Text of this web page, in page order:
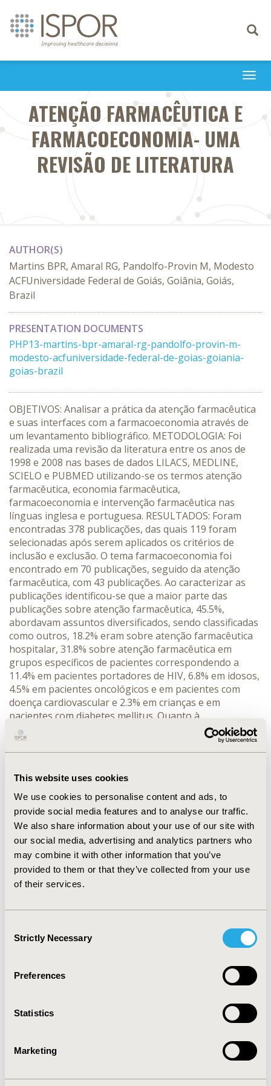
This website uses cookies
We use cookies to personalise content and ads, to
provide social media features and to analyse our traffic.
We also share information about your use of our site with
our social media, advertising and analytics partners who
may combine it with other information that you’ve
provided to them or that they’ve collected from your use
of their services.
Selection
Strictly Necessary
Preferences
Statistics
Marketing
Toggle
ATENÇÃO FARMACÊUTICA E
FARMACOECONOMIA- UMA
REVISÃO DE LITERATURA
AUTHOR(S)
Martins BPR, Amaral RG, Pandolfo-Provin M, Modesto
ACFUniversidade Federal de Goiás, Goiânia, Goiás,
Brazil
PRESENTATION DOCUMENTS
PHP13-martins-bpr-amaral-rg-pandolfo-provin-m-
modesto-acfuniversidade-federal-de-goias-goiania-
goias-brazil
OBJETIVOS: Analisar a prática da atenção farmacêutica
e suas interfaces com a farmacoeconomia através de
um levantamento bibliográfico. METODOLOGIA: Foi
realizada uma revisão da literatura entre os anos de
1998 e 2008 nas bases de dados LILACS, MEDLINE,
SCIELO e PUBMED utilizando-se os termos atenção
farmacêutica, economia farmacêutica,
farmacoeconomia e intervenção farmacêutica nas
línguas inglesa e portuguesa. RESULTADOS: Foram
encontradas 378 publicações, das quais 119 foram
selecionadas após serem aplicados os critérios de
inclusão e exclusão. O tema farmacoeconomia foi
encontrado em 70 publicações, seguido da atenção
farmacêutica, com 43 publicações. Ao caracterizar as
publicações identificou-se que a maior parte das
publicações sobre atenção farmacêutica, 45.5%,
abordavam assuntos diversificados, sendo classificadas
como outros, 18.2% eram sobre atenção farmacêutica
hospitalar, 31.8% sobre atenção farmacêutica em
grupos específicos de pacientes correspondendo a
11.4% em pacientes portadores de HIV, 6.8% em idosos,
4.5% em pacientes oncológicos e em pacientes com
doença cardiovascular e 2.3% em crianças e em
pacientes com diabetes mellitus. Quanto à
caracterização das publicações sobre
farmacoeconomia, estudos de custo-efetividade foram
encontrados em 42.9% das publicações, conceitos,
25.7%, custos das doenças e tratamentos em 17.1%,
minimização de custos e gastos com a aquisição de
medicamentos em 4.3% das publicações. CONCLUS'ES:
O resultado desse estudo mostrou que ainda são
poucas as pesquisas sobre esses temas no Brasil,
apontando para a necessidade da realização de mais
pesquisas que enfatizem a famacoeconomia e a
economia da saúde, podendo assim, servir de subsídios
e ferramentas eficientes na prática clínica, inclusive na
2009-09, ISPOR Latin America 2009, Rio de Janeiro,
Brazil
Health Service Delivery & Process of Care